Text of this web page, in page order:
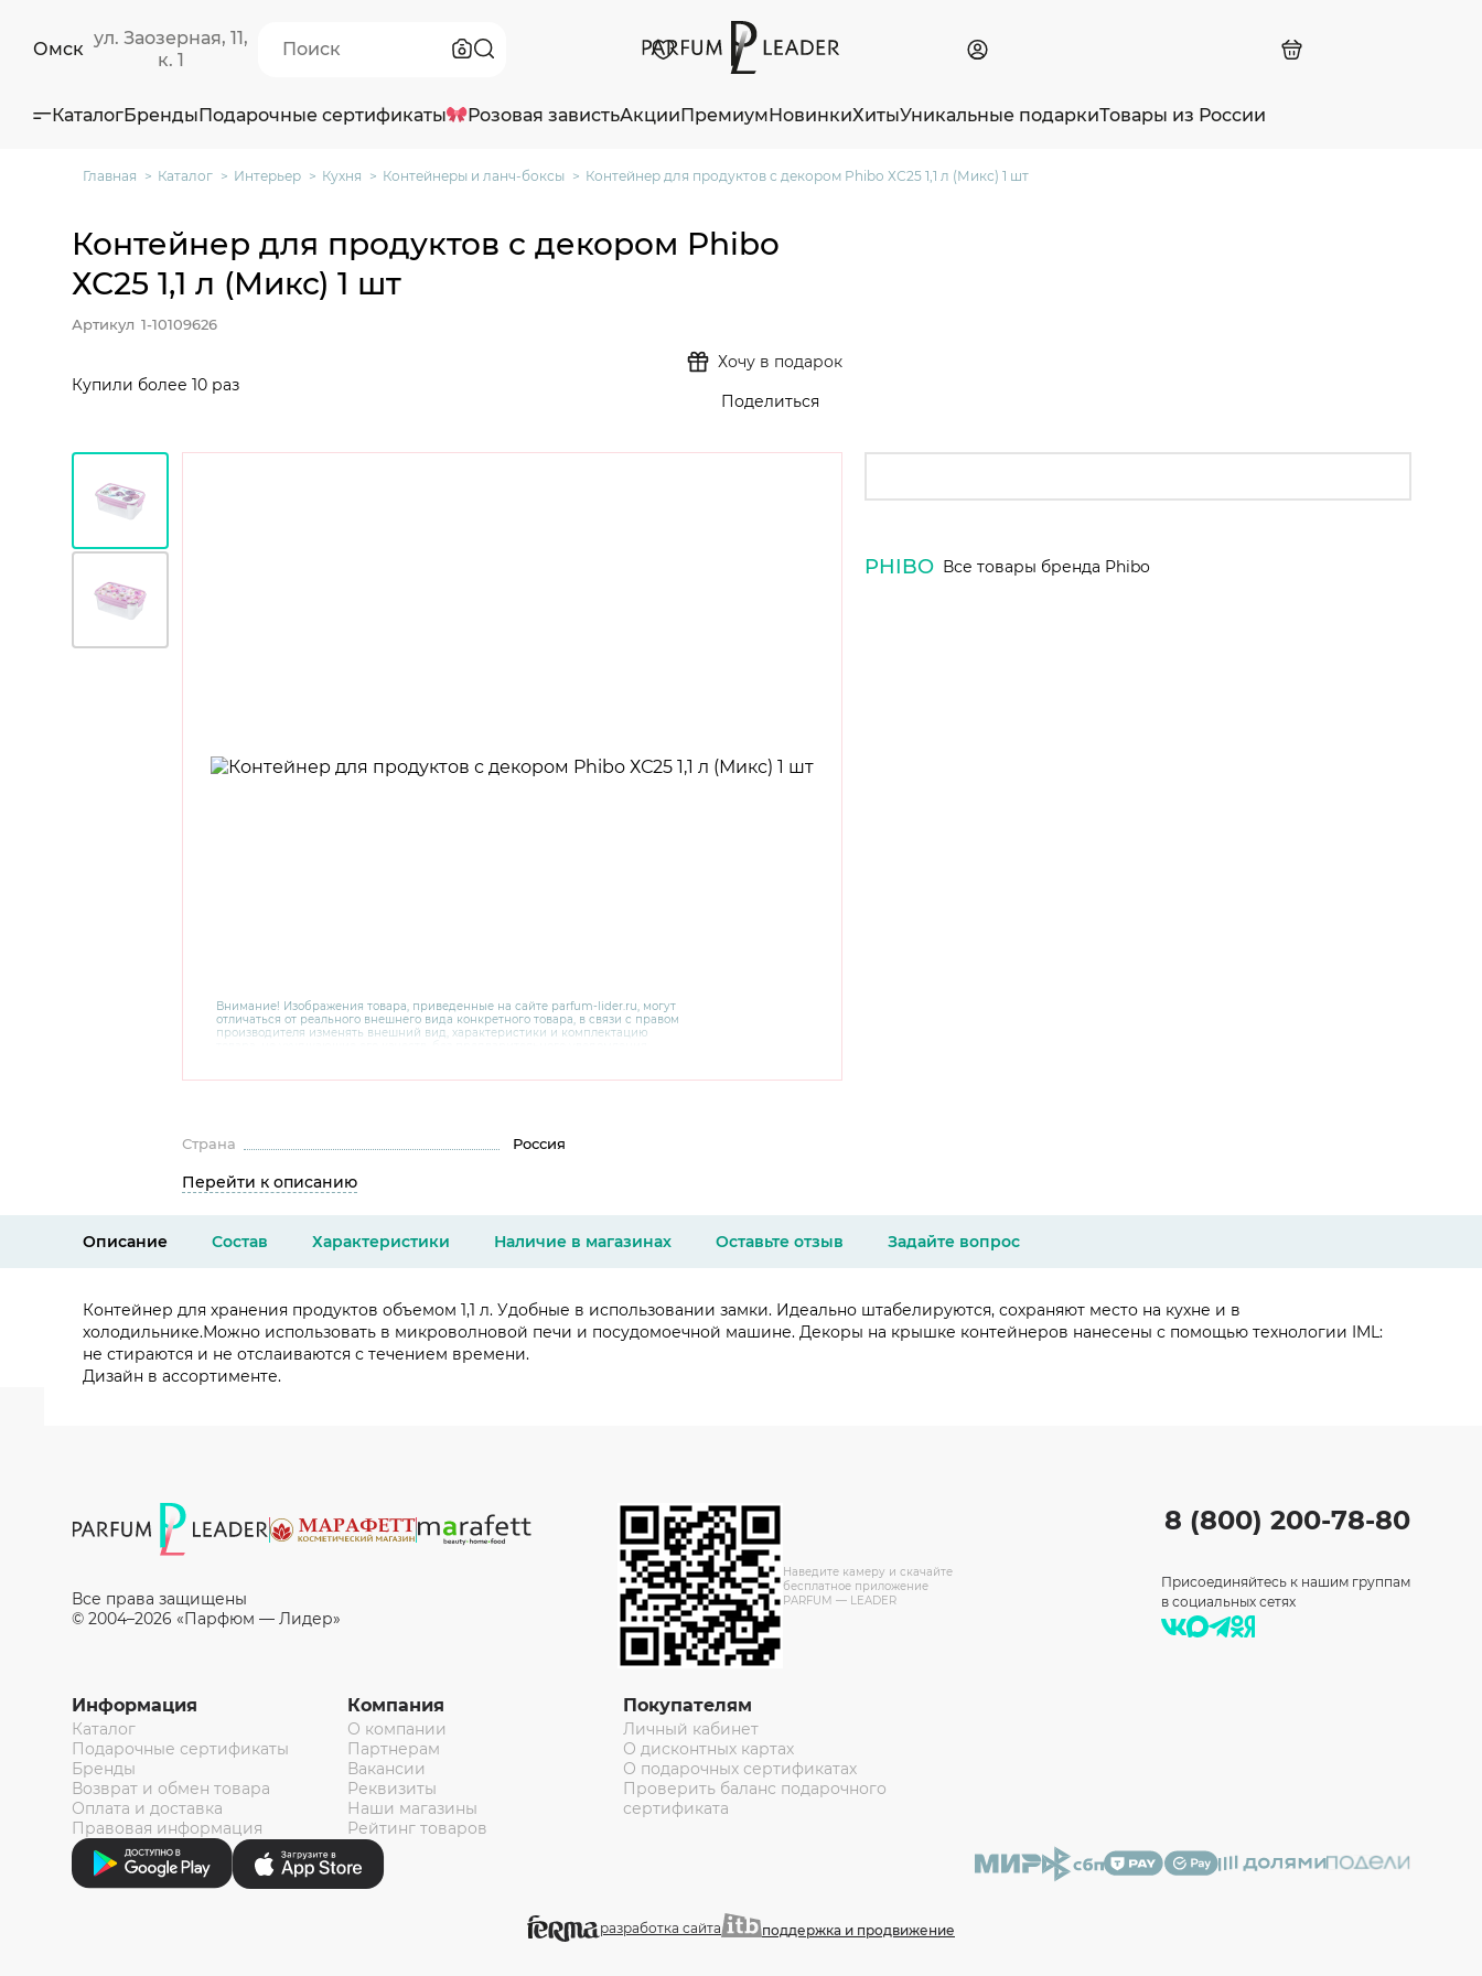
Омск
ул. Заозерная, 11,
к. 1
КаталогБрендыПодарочные сертификаты Розовая завистьАкцииПремиумНовинкиХитыУникальные подаркиТовары из России
Главная Каталог Интерьер Кухня Контейнеры и ланч-боксы Контейнер для продуктов с декором Phibo ХС25 1,1 л (Микс) 1 шт
Внимание! Изображения товара, приведенные на сайте parfum-lider.ru, могут
отличаться от реального внешнего вида конкретного товара, в связи с правом
производителя изменять внешний вид, характеристики и комплектацию
консультантов по номеру 8 800 200 78 80.
Контейнер для продуктов с декором Phibo
ХС25 1,1 л (Микс) 1 шт
Артикул 1-10109626
Купили более 10 раз
Хочу в подарок
Поделиться
Страна Россия
Перейти к описанию
PHIBO Все товары бренда Phibo
Описание Состав Характеристики Наличие в магазинах Оставьте отзыв Задайте вопрос
Контейнер для хранения продуктов объемом 1,1 л. Удобные в использовании замки. Идеально штабелируются, сохраняют место на кухне и в
холодильнике.Можно использовать в микроволновой печи и посудомоечной машине. Декоры на крышке контейнеров нанесены с помощью технологии IML:
не стираются и не отслаиваются с течением времени.
Дизайн в ассортименте.
Все права защищены
© 2004–2026 «Парфюм — Лидер»
Наведите камеру и скачайте
бесплатное приложение
PARFUM — LEADER
Информация
Каталог
Подарочные сертификаты
Бренды
Возврат и обмен товара
Оплата и доставка
Правовая информация
Компания
О компании
Партнерам
Вакансии
Реквизиты
Наши магазины
Рейтинг товаров
Покупателям
Личный кабинет
О дисконтных картах
О подарочных сертификатах
Проверить баланс подарочного
сертификата
8 (800) 200-78-80
Присоединяйтесь к нашим группам
в социальных сетях
разработка сайта поддержка и продвижение